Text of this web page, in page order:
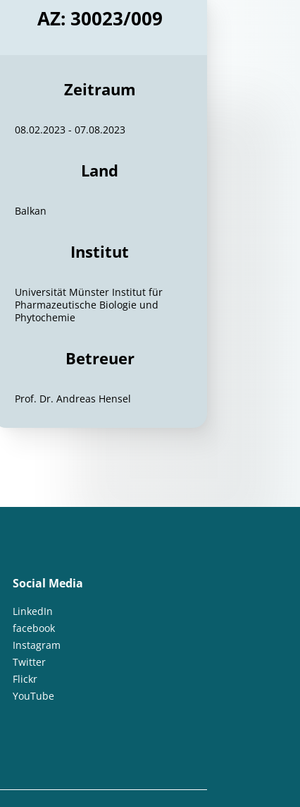
AZ: 30023/009
Zeitraum
08.02.2023 - 07.08.2023
Land
Balkan
Institut
Universität Münster Institut für
Pharmazeutische Biologie und
Phytochemie
Betreuer
Prof. Dr. Andreas Hensel
Social Media
LinkedIn
facebook
Instagram
Twitter
Flickr
YouTube